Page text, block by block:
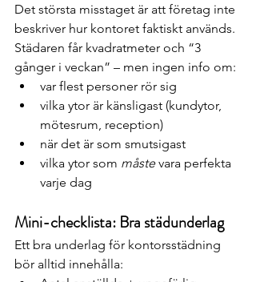
Det största misstaget är att företag inte
beskriver hur kontoret faktiskt används.
Städaren får kvadratmeter och “3
gånger i veckan” – men ingen info om:
var flest personer rör sig
vilka ytor är känsligast (kundytor,
mötesrum, reception)
när det är som smutsigast
vilka ytor som måste vara perfekta
varje dag
Mini-checklista: Bra städunderlag
Ett bra underlag för kontorsstädning
bör alltid innehålla: